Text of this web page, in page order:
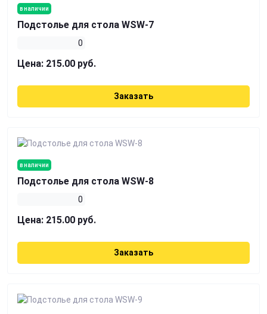
в наличии
Подстолье для стола WSW-7
0
Цена: 215.00 руб.
Заказать
в наличии
Подстолье для стола WSW-8
0
Цена: 215.00 руб.
Заказать